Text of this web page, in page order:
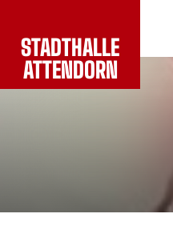
STADTHALLE
ATTENDORN